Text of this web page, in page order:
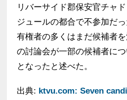
リバーサイド郡保安官チャ
ジュールの都合で不参加だ
有権者の多くはまだ候補者
の討論会が一部の候補者に
となったと述べた。
出典: ktvu.com: Seven